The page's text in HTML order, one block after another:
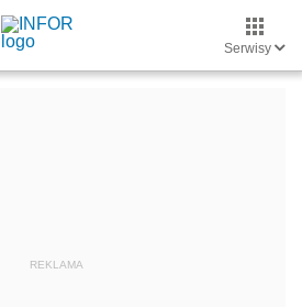
Serwisy